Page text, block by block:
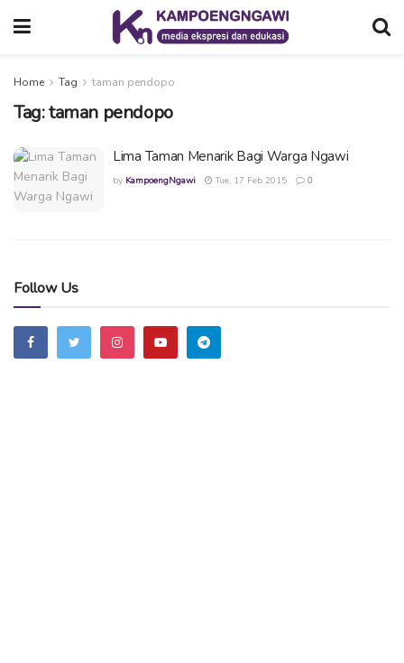
Home Tag taman pendopo
Tag:taman pendopo
Lima Taman Menarik Bagi Warga Ngawi
by KampoengNgawi Tue, 17 Feb 2015 0
Follow Us